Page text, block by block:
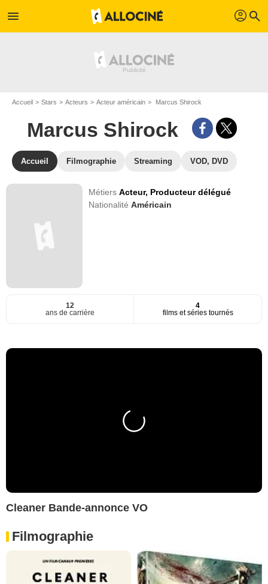
menu profil search
Accueil Stars Acteurs Acteur américain Marcus Shirock
Marcus Shirock
Accueil Filmographie Streaming VOD, DVD
MétiersActeur, Producteur délégué
NationalitéAméricain
12
ans de carrière
4
films et séries tournés
Cleaner Bande-annonce VO
Filmographie